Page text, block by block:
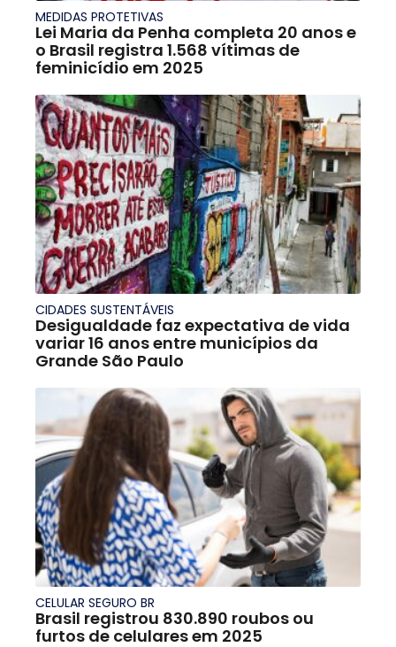
MEDIDAS PROTETIVAS
Lei Maria da Penha completa 20 anos e
o Brasil registra 1.568 vítimas de
feminicídio em 2025
CIDADES SUSTENTÁVEIS
Desigualdade faz expectativa de vida
variar 16 anos entre municípios da
Grande São Paulo
CELULAR SEGURO BR
Brasil registrou 830.890 roubos ou
furtos de celulares em 2025